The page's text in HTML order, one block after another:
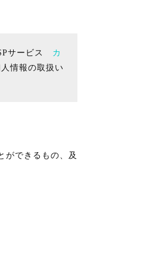
サービス カ
情報の取扱い
ができるもの、及